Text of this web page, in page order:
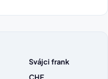
Svájci frank
CHF